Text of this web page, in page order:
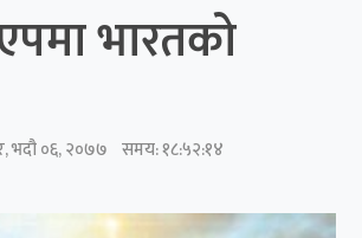
भारतको
भदौ ०६, २०७७ समय: १८:५२:१४